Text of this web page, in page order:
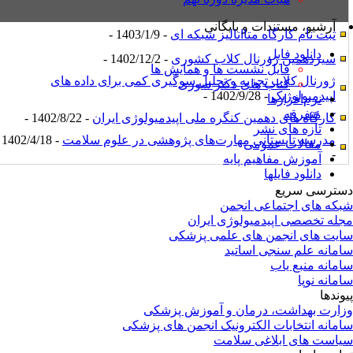
آرشیو، مستندات و بایگانی
دانلود فایل
فایل نشست ها و همایش ها
کتاب های دکتر سوری
نرم‌افزارها
متفرقه
تازه های نشر
مقالات عمومی
آموزش مفاهیم پایه
دانلود فایلها
ثبت نام کارگاه متاانالیز شبکه ای- 1403/1/9 -
سیزدهمین ژورنال کلاب کشوری- 1402/12/2 -
ژورنال کلاب تجزیه و تحلیل سوگیری کمی برای داده های
اپیدمیولوژیک- 1402/9/28 -
کارگاه های دهمین کنگره ملی اپیدمیولوژی ایران- 1402/8/22 -
مدرسه تابستانی مهارت‌های پژوهشی در علوم سلامت
- 1402/4/18
-
سریع
های اجتماعی انجمن
تخصصی اپیدمیولوژی ایران
های انجمن های علمی پزشکی
علم سنجی اساتید
منبع یاب
نوپا
بهداشت، درمان و آموزش پزشکی
انتخابات الکترونیک انجمن های پزشکی
های ابلاغی سلامت